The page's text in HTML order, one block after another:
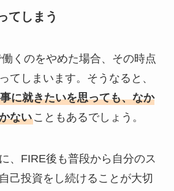
てしまう
くのをやめた場合、その時点
てしまいます。そうなると、
に就きたいを思っても、なか
ないこともあるでしょう。
、FIRE後も普段から自分のス
己投資をし続けることが大切